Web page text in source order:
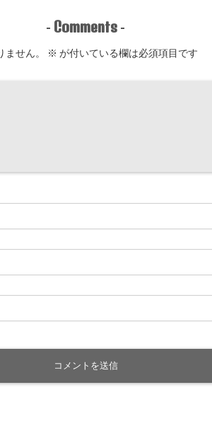
- Comments -
せん。 ※ が付いている欄は必須項目です